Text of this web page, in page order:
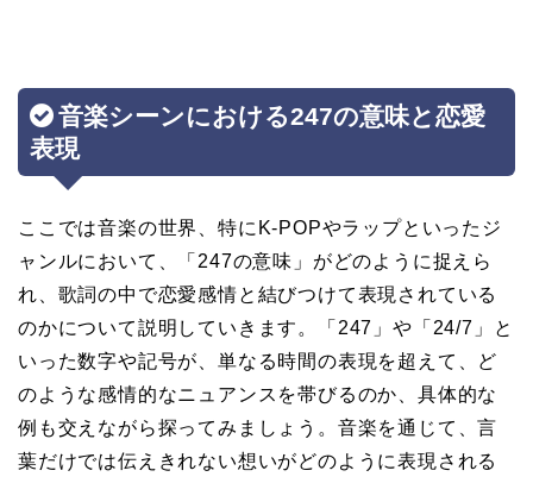
音楽シーンにおける247の意味と恋愛
表現
ここでは音楽の世界、特にK-POPやラップといったジ
ャンルにおいて、「247の意味」がどのように捉えら
れ、歌詞の中で恋愛感情と結びつけて表現されている
のかについて説明していきます。「247」や「24/7」と
いった数字や記号が、単なる時間の表現を超えて、ど
のような感情的なニュアンスを帯びるのか、具体的な
例も交えながら探ってみましょう。音楽を通じて、言
葉だけでは伝えきれない想いがどのように表現される